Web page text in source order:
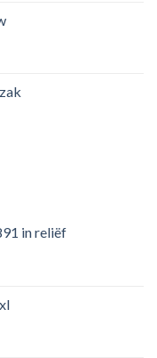
in reliëf